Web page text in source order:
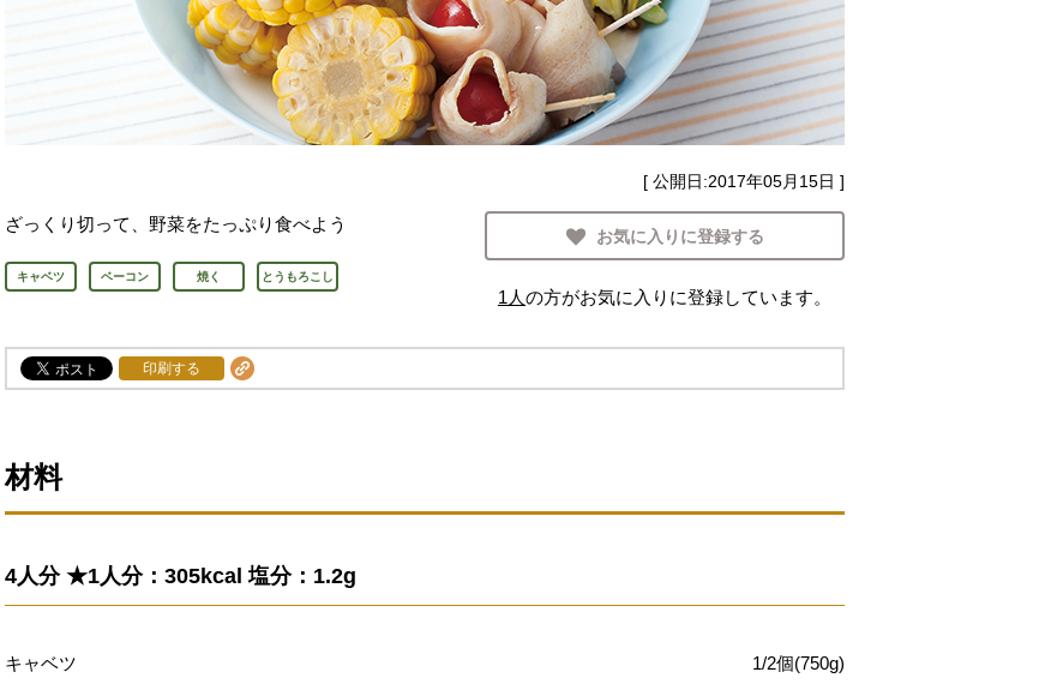
[ 公開日:2017年05月15日 ]
ざっくり切って、野菜をたっぷり食べよう
キャベツ ベーコン 焼く とうもろこし
お気に入りに登録する
1人の方がお気に入りに登録しています。
印刷する
材料
4人分 ★1人分：305kcal 塩分：1.2g
キャベツ 1/2個(750g)